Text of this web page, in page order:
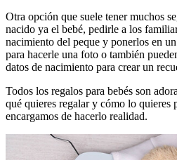
Otra opción que suele tener muchos
nacido ya el bebé, pedirle a los
nacimiento del peque y ponerlos en
para hacerle una foto o también
datos de nacimiento para crear un
Todos los regalos para bebés son
qué quieres regalar y cómo lo quieres
encargamos de hacerlo realidad.